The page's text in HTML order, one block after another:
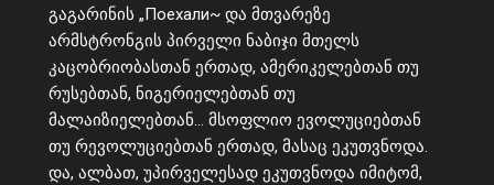
გაგარინის „Поехали~ და მთვარეზე
არმსტრონგის პირველი ნაბიჯი მთელს
კაცობრიობასთან ერთად, ამერიკელებთან თუ
რუსებთან, ნიგერიელებთან თუ
მალაიზიელებთან… მსოფლიო ევოლუციებთან
თუ რევოლუციებთან ერთად, მასაც ეკუთვნოდა.
და, ალბათ, უპირველესად ეკუთვნოდა იმიტომ,